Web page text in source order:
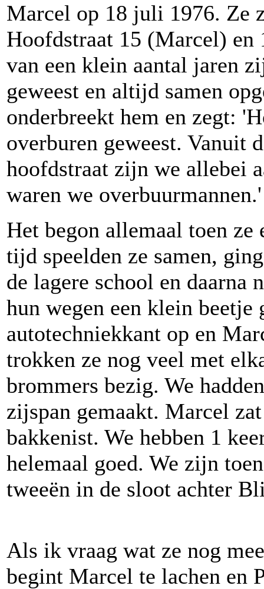
Marcel op 18 juli 1976. Ze
Hoofdstraat 15 (Marcel) en
van een klein aantal jaren
geweest en altijd samen
onderbreekt hem en zegt:
overburen geweest. Vanuit
hoofdstraat zijn we allebei
waren we overbuurmannen.'
Het begon allemaal toen
tijd speelden ze samen,
de lagere school en daarna
hun wegen een klein beetje
autotechniekkant op en
trokken ze nog veel met
brommers bezig. We
zijspan gemaakt. Marcel
bakkenist. We hebben 1
helemaal goed. We zijn
tweeën in de sloot achter
Als ik vraag wat ze nog
begint Marcel te lachen en